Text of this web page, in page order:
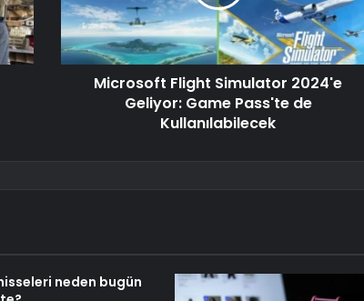
Microsoft Flight Simulator 2024'e
Geliyor: Game Pass'te de
Kullanılabilecek
neden bugün